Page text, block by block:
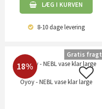
LÆG I KURVEN
8-10 dagelevering
18%
Oyoy - NEBL vase klar large
Gratis fragt